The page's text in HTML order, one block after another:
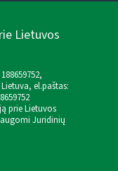
Lietuvos
el.paštas:
prie Lietuvos
Juridinių